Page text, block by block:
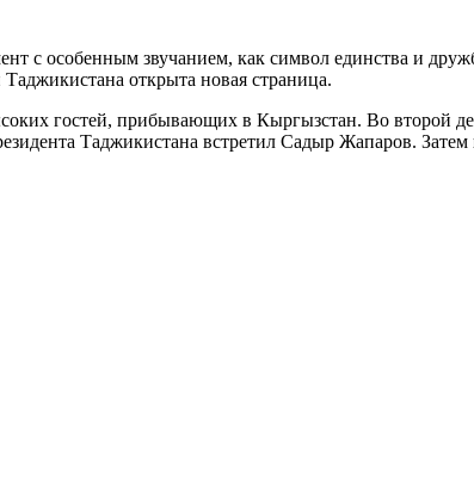
с особенным звучанием, как символ единства и
открыта новая страница.
гостей, прибывающих в Кыргызстан. Во второй
Таджикистана встретил Садыр Жапаров.